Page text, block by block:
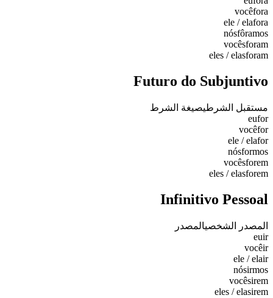
vocêfora
ele / elafora
nósfôramos
vocêsforam
eles / elasforam
Futuro do Subjuntivo
مستقبل الشرطيصيغة الشرط
eufor
vocêfor
ele / elafor
nósformos
vocêsforem
eles / elasforem
Infinitivo Pessoal
المصدر الشخصيالمصدر
euir
vocêir
ele / elair
nósirmos
vocêsirem
eles / elasirem